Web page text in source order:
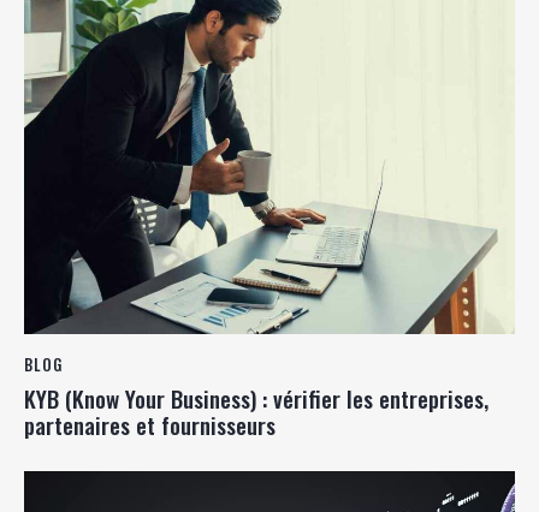
BLOG
KYB (Know Your Business) : vérifier les entreprises,
partenaires et fournisseurs